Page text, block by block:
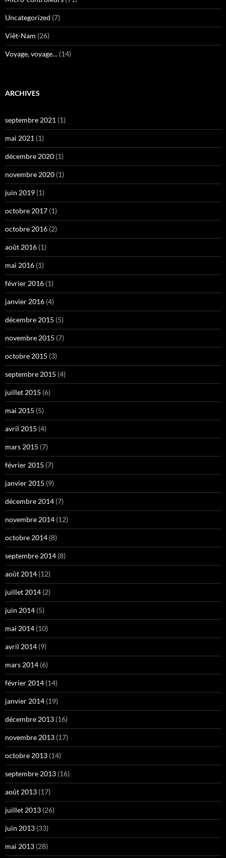
Uncategorized (7)
Viêt-Nam (26)
Voyage, voyage… (14)
ARCHIVES
septembre 2021 (1)
mai 2021 (1)
décembre 2020 (1)
novembre 2020 (1)
juin 2019 (1)
octobre 2017 (1)
octobre 2016 (2)
août 2016 (1)
mai 2016 (1)
février 2016 (1)
janvier 2016 (4)
décembre 2015 (5)
novembre 2015 (7)
octobre 2015 (3)
septembre 2015 (4)
juillet 2015 (6)
mai 2015 (5)
avril 2015 (4)
mars 2015 (7)
février 2015 (7)
janvier 2015 (9)
décembre 2014 (7)
novembre 2014 (12)
octobre 2014 (8)
septembre 2014 (8)
août 2014 (12)
juillet 2014 (2)
juin 2014 (5)
mai 2014 (10)
avril 2014 (9)
mars 2014 (6)
février 2014 (14)
janvier 2014 (19)
décembre 2013 (16)
novembre 2013 (17)
octobre 2013 (14)
septembre 2013 (16)
août 2013 (17)
juillet 2013 (26)
juin 2013 (33)
mai 2013 (28)